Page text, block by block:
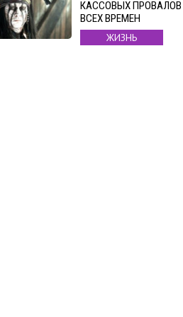
КАССОВЫХ ПРОВАЛОВ
ВСЕХ ВРЕМЕН
ЖИЗНЬ